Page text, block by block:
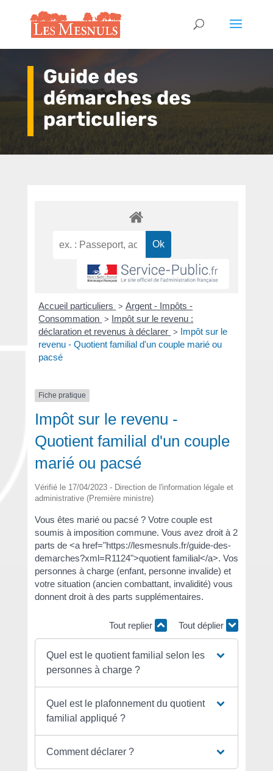
Guide des
démarches des
particuliers
Accueil particuliers > Argent - Impôts -
Consommation > Impôt sur le revenu :
déclaration et revenus à déclarer > Impôt sur le
revenu - Quotient familial d'un couple marié ou
pacsé
Fiche pratique
Impôt sur le revenu -
Quotient familial d'un couple
marié ou pacsé
Vérifié le 17/04/2023 - Direction de l'information légale et
administrative (Première ministre)
Vous êtes marié ou pacsé ? Votre couple est
soumis à imposition commune. Vous avez droit à 2
parts de <a href="https://lesmesnuls.fr/guide-des-
demarches?xml=R1124">quotient familial</a>. Vos
personnes à charge (enfant, personne invalide) et
votre situation (ancien combattant, invalidité) vous
donnent droit à des parts supplémentaires.
Tout replier Tout déplier
Quel est le quotient familial selon les
personnes à charge ?
Quel est le plafonnement du quotient
familial appliqué ?
Comment déclarer ?